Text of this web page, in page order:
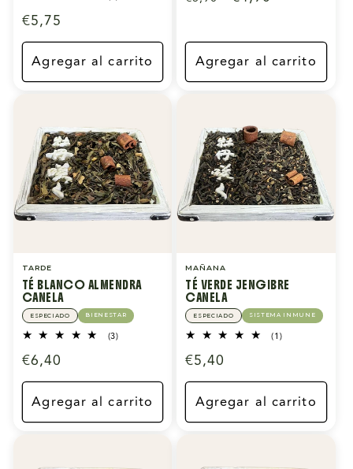
Precio
habitual
€5,75
Agregar al carrito
oferta
Agregar al carrito
TARDE
TÉ BLANCO ALMENDRA
CANELA
ESPECIADO BIENESTAR
(3)3
Precio
habitual
€6,40
Agregar al carrito
MAÑANA
TÉ VERDE JENGIBRE
CANELA
ESPECIADO SISTEMA INMUNE
(1)1
Precio
habitual
€5,40
Agregar al carrito